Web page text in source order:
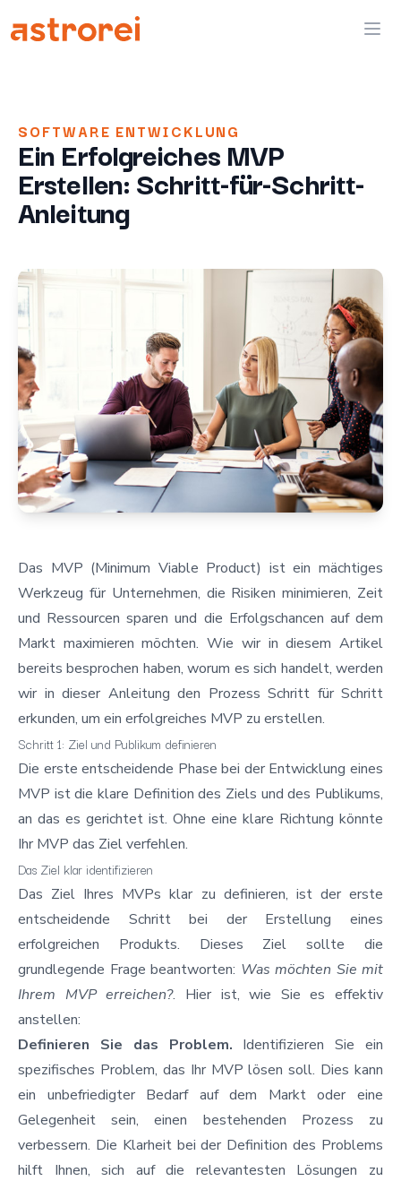
Astrorei
SOFTWARE ENTWICKLUNG
Ein Erfolgreiches MVP
Erstellen: Schritt-für-Schritt-
Anleitung
Das MVP (Minimum Viable Product) ist ein mächtiges
Werkzeug für Unternehmen, die Risiken minimieren, Zeit
und Ressourcen sparen und die Erfolgschancen auf dem
Markt maximieren möchten. Wie wir indiesem Artikel
bereits besprochen haben, worum es sich handelt, werden
wir in dieser Anleitung den Prozess Schritt für Schritt
erkunden, um ein erfolgreiches MVP zu erstellen.
Schritt 1: Ziel und Publikum definieren
Die erste entscheidende Phase bei der Entwicklung eines
MVP ist die klare Definition des Ziels und des Publikums,
an das es gerichtet ist. Ohne eine klare Richtung könnte
Ihr MVP das Ziel verfehlen.
Das Ziel klar identifizieren
Das Ziel Ihres MVPs klar zu definieren, ist der erste
entscheidende Schritt bei der Erstellung eines
erfolgreichen Produkts. Dieses Ziel sollte die
grundlegende Frage beantworten: Was möchten Sie mit
Ihrem MVP erreichen?. Hier ist, wie Sie es effektiv
anstellen:
Definieren Sie das Problem. Identifizieren Sie ein
spezifisches Problem, das Ihr MVP lösen soll. Dies kann
ein unbefriedigter Bedarf auf dem Markt oder eine
Gelegenheit sein, einen bestehenden Prozess zu
verbessern. Die Klarheit bei der Definition des Problems
hilft Ihnen, sich auf die relevantesten Lösungen zu